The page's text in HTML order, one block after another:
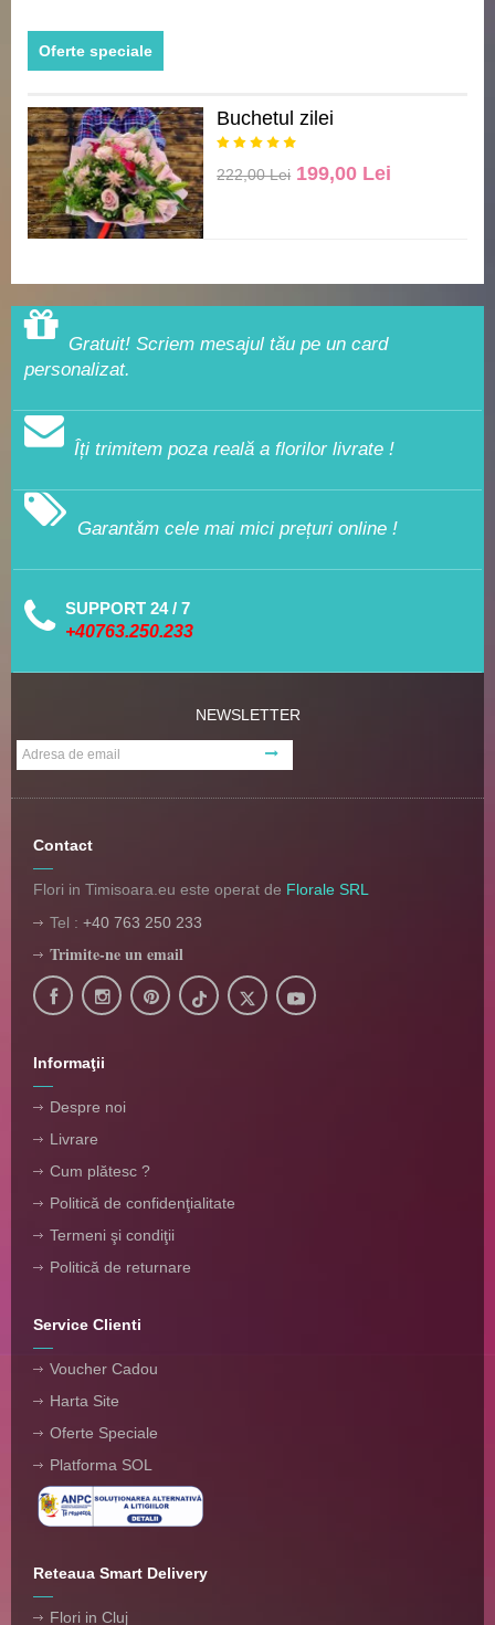
Oferte speciale
Buchetul zilei
222,00 Lei 199,00 Lei
Gratuit! Scriem mesajul tău pe un card
personalizat.
Îți trimitem poza reală a florilor livrate !
Garantăm cele mai mici prețuri online !
SUPPORT 24 / 7
+40763.250.233
NEWSLETTER
Contact
Flori in Timisoara.eu este operat de Florale SRL
Tel : +40 763 250 233
Trimite-ne un email
Informaţii
Despre noi
Livrare
Cum plătesc ?
Politică de confidenţialitate
Termeni şi condiţii
Politică de returnare
Service Clienti
Voucher Cadou
Harta Site
Oferte Speciale
Platforma SOL
Reteaua Smart Delivery
Flori in Cluj